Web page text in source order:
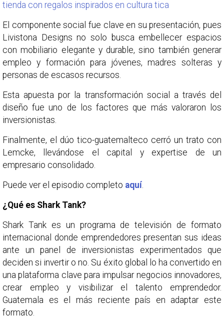
tienda con regalos inspirados en cultura tica
El componente social fue clave en su presentación, pues
Livistona Designs no solo busca embellecer espacios
con mobiliario elegante y durable, sino también generar
empleo y formación para jóvenes, madres solteras y
personas de escasos recursos.
Esta apuesta por la transformación social a través del
diseño fue uno de los factores que más valoraron los
inversionistas.
Finalmente, el dúo tico-guatemalteco cerró un trato con
Lemcke, llevándose el capital y expertise de un
empresario consolidado.
Puede ver el episodio completo aquí.
¿Qué es Shark Tank?
Shark Tank es un programa de televisión de formato
internacional donde emprendedores presentan sus ideas
ante un panel de inversionistas experimentados que
deciden si invertir o no. Su éxito global lo ha convertido en
una plataforma clave para impulsar negocios innovadores,
crear empleo y visibilizar el talento emprendedor.
Guatemala es el más reciente país en adaptar este
formato.